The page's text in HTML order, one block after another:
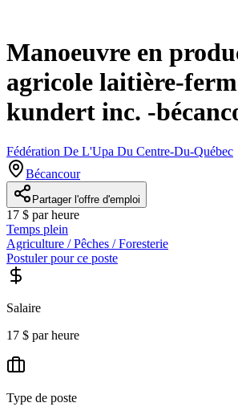
Manoeuvre en
agricole laitière-
kundert inc. -
Fédération De L'Upa Du Centre-Du-Québec
Bécancour
Partager l'offre d'emploi
17 $ par heure
Temps plein
Agriculture / Pêches / Foresterie
Postuler pour ce poste
Salaire
17 $ par heure
Type de poste